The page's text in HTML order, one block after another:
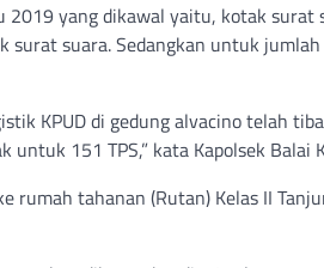
yang dikawal yaitu, kotak surat
suara. Sedangkan untuk
KPUD di gedung alvacino telah
untuk 151 TPS,” kata Kapolsek Balai
rumah tahanan (Rutan) Kelas II